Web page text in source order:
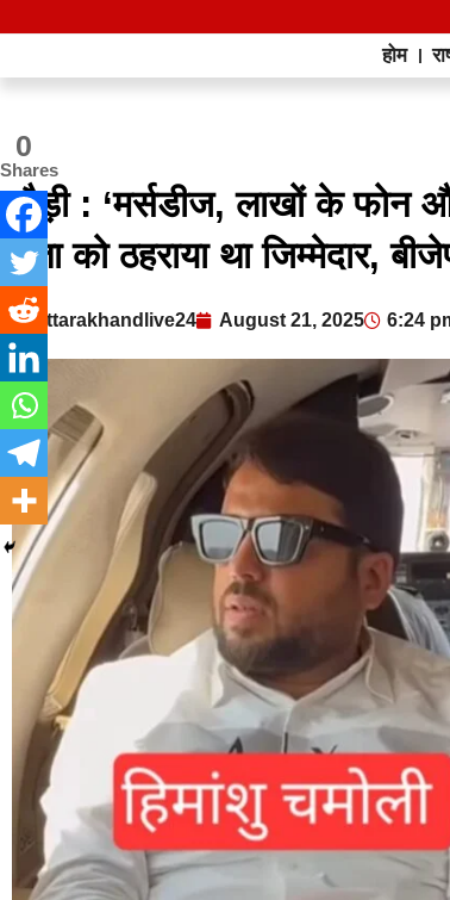
होम
पौड़ी : ‘मर्सडीज, लाखों के
नेता को ठहराया था जिम्मेदार,
uttarakhandlive24 August 21, 2025 6:24
0
Shares